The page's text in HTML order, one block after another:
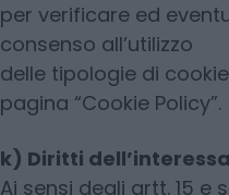
per verificare ed
consenso all’utilizzo
delle tipologie di
pagina “Cookie Policy”.
k) Diritti
Ai sensi degli artt. 15 e